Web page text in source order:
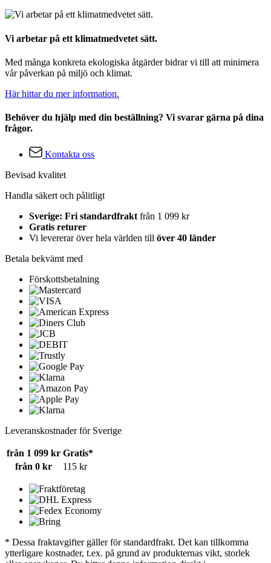
Vi arbetar på ett klimatmedvetet sätt.
Med många konkreta ekologiska åtgärder bidrar vi till att minimera
vår påverkan på miljö och klimat.
Här hittar du mer information.
Behöver du hjälp med din beställning? Vi svarar gärna på dina
frågor.
Kontakta oss
Bevisad kvalitet
Handla säkert och pålitligt
Sverige: Fri standardfraktfrån 1 099 kr
Gratis returer
Vi levererar över hela världen till över 40 länder
Betala bekvämt med
Förskottsbetalning
Leveranskostnader för Sverige
från 1 099 kr Gratis*
från 0 kr
115 kr
* Dessa fraktavgifter gäller för standardfrakt. Det kan tillkomma
ytterligare kostnader, t.ex. på grund av produkternas vikt, storlek